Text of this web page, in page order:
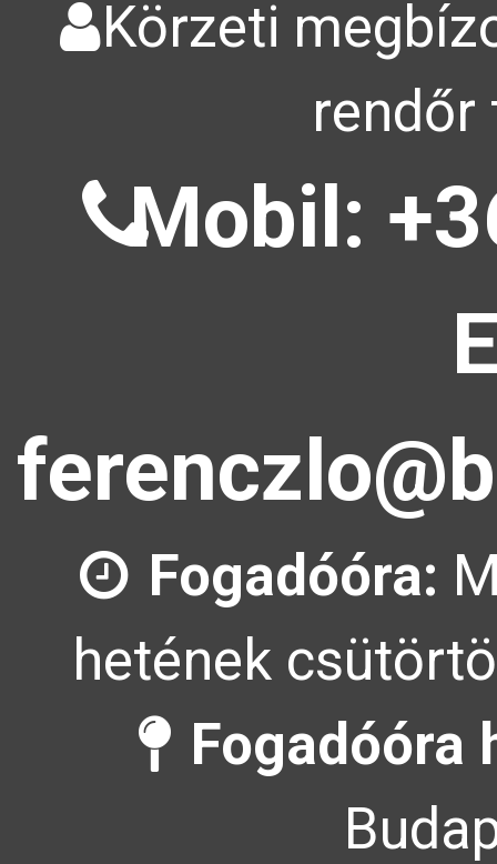
Körzeti
rendőr
Mobil:
Fogadóóra:
hetének
Fogadóóra